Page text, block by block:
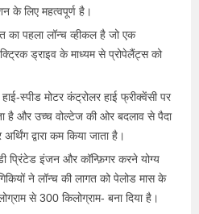
के लिए महत्वपूर्ण है।
का पहला लॉन्च व्हीकल है जो एक
ड्राइव के माध्यम से प्रोपेलैंट्स को
स्पीड मोटर कंट्रोलर हाई फ्रीक्वेंसी पर
है और उच्च वोल्टेज की ओर बदलाव से पैदा
द्वारा कम किया जाता है।
प्रिंटेड इंजन और कॉन्फ़िगर करने योग्य
ने लॉन्च की लागत को पेलोड मास के
से 300 किलोग्राम- बना दिया है।